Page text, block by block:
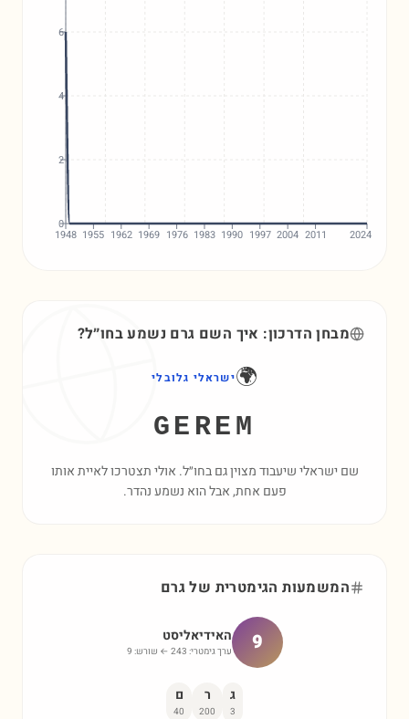
1948 1955 1962 1969 1976 1983 1990 1997 2004 2011 2024
0
2
4
6
מבחן הדרכון: איך השם גרם נשמע בחו״ל?
🌍ישראלי גלובלי
GEREM
שם ישראלי שיעבוד מצוין גם בחו״ל. אולי תצטרכו לאיית אותו
פעם אחת, אבל הוא נשמע נהדר.
המשמעות הגימטרית שלגרם
9 האידיאליסט
ערך גימטרי: 243 ← שורש: 9
ג
3
ר
200
ם
40